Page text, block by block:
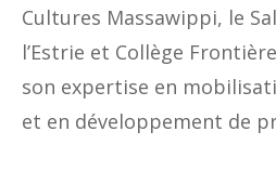
Cultures Massawippi, le
l’Estrie et Collège
son expertise en
et en développement de